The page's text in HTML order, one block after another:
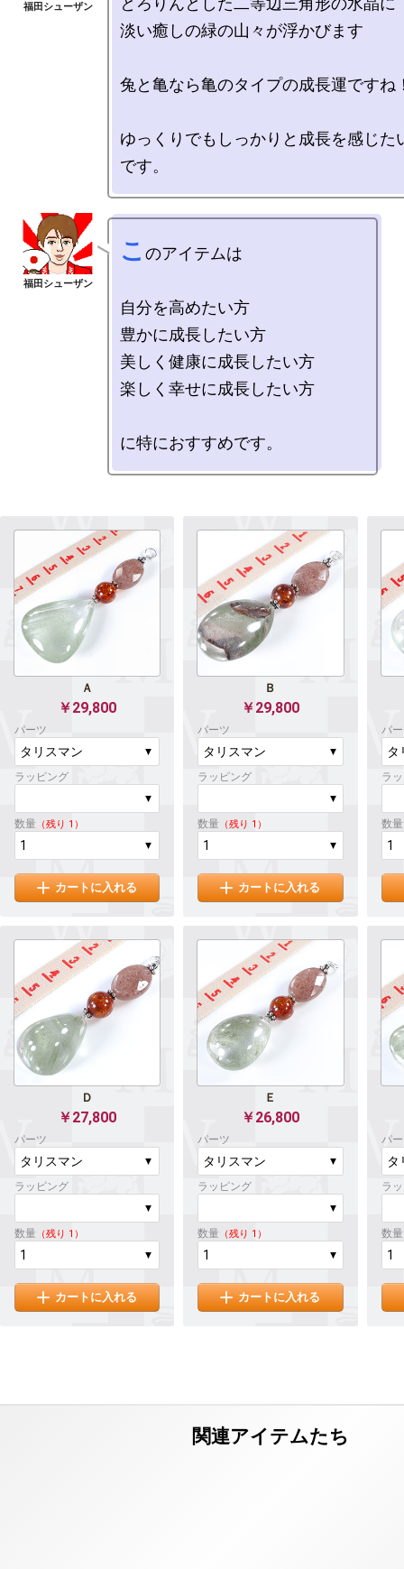
淡い癒しの緑の山々が浮かびます
兔と亀なら亀のタイプの成長運ですね
ゆっくりでもしっかりと成長を感じた
こ のアイテムは
自分を高めたい方
豊かに成長したい方
美しく健康に成長したい方
楽しく幸せに成長したい方
Ａ
￥29,800
パーツ
ラッピング
数量 （残り 1）
カートに入れる
Ｂ
￥29,800
パーツ
ラッピング
数量 （残り 1）
カートに入れる
パ
ラ
数量
Ｄ
￥27,800
パーツ
ラッピング
数量 （残り 1）
カートに入れる
Ｅ
￥26,800
パーツ
ラッピング
数量 （残り 1）
カートに入れる
パ
ラ
数量